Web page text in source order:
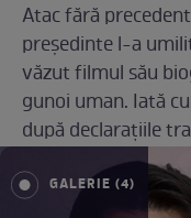
Atac fără
președinte l-a
văzut filmul său
gunoi uman. Iată
după declarațiile
GALERIE (4)